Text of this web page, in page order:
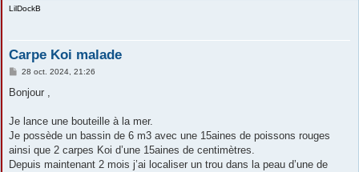
LilDockB
Carpe Koi malade
M
s
g
28 oct. 2024, 21:26
Bonjour ,
Je lance une bouteille à la mer.
Je possède un bassin de 6 m3 avec une 15aines de poissons rouges
ainsi que 2 carpes Koi d’une 15aines de centimètres.
Depuis maintenant 2 mois j’ai localiser un trou dans la peau d’une de